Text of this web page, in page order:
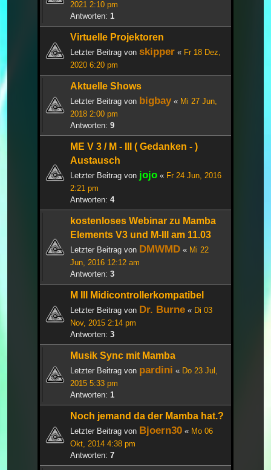
2021 2:10 pm
Antworten: 1
Virtuelle Projektoren
Letzter Beitrag von skipper « Fr 18 Dez,
2020 6:20 pm
Aktuelle Shows
Letzter Beitrag von bigbay« Mi 27 Jun,
2018 2:00 pm
Antworten: 9
ME V 3 / M - III ( Gedanken - )
Austausch
Letzter Beitrag von jojo « Fr 24 Jun, 2016
2:21 pm
Antworten: 4
kostenloses Webinar zu Mamba
Elements V3 und M-III am 11.03
Letzter Beitrag von DMWMD « Mi 22
Jun, 2016 12:12 am
Antworten: 3
M III Midicontrollerkompatibel
Letzter Beitrag von Dr. Burne « Di 03
Nov, 2015 2:14 pm
Antworten: 3
Musik Sync mit Mamba
Letzter Beitrag von pardini « Do 23 Jul,
2015 5:33 pm
Antworten: 1
Noch jemand da der Mamba hat.?
Letzter Beitrag von Bjoern30 « Mo 06
Okt, 2014 4:38 pm
Antworten: 7